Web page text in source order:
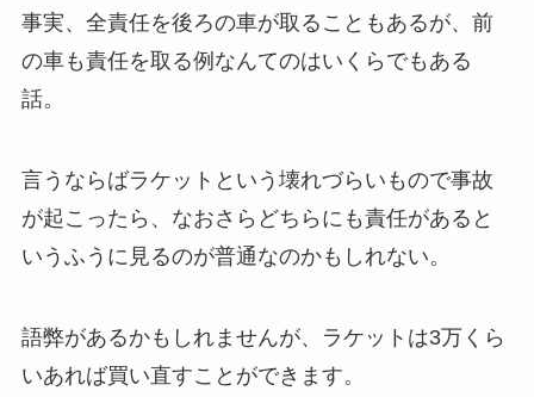
事実、全責任を後ろの車が取ることもあるが、前
の車も責任を取る例なんてのはいくらでもある
話。
言うならばラケットという壊れづらいもので事故
が起こったら、なおさらどちらにも責任があると
いうふうに見るのが普通なのかもしれない。
語弊があるかもしれませんが、ラケットは3万くら
いあれば買い直すことができます。